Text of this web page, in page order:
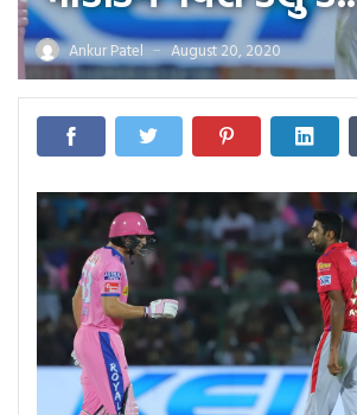
Ankur Patel — August 20, 2020